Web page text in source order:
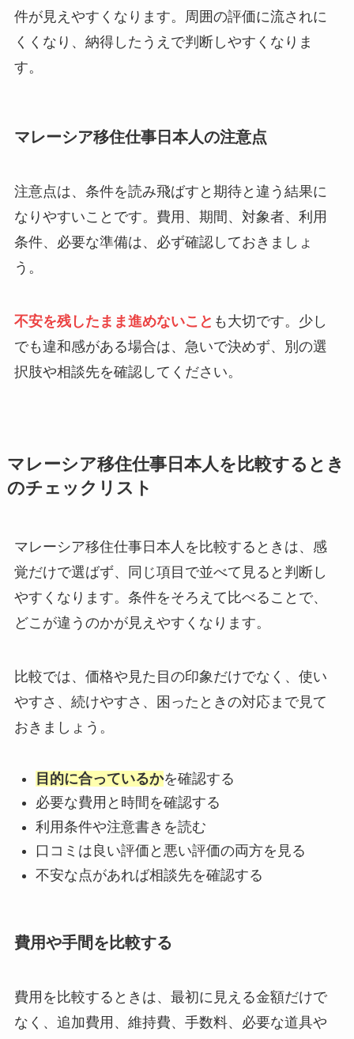
件が見えやすくなります。周囲の評価に流されに
くくなり、納得したうえで判断しやすくなりま
す。
マレーシア移住仕事日本人の注意点
注意点は、条件を読み飛ばすと期待と違う結果に
なりやすいことです。費用、期間、対象者、利用
条件、必要な準備は、必ず確認しておきましょ
う。
不安を残したまま進めないこと も大切です。少し
でも違和感がある場合は、急いで決めず、別の選
択肢や相談先を確認してください。
マレーシア移住仕事日本人を比較するとき
のチェックリスト
マレーシア移住仕事日本人を比較するときは、感
覚だけで選ばず、同じ項目で並べて見ると判断し
やすくなります。条件をそろえて比べることで、
どこが違うのかが見えやすくなります。
比較では、価格や見た目の印象だけでなく、使い
やすさ、続けやすさ、困ったときの対応まで見て
おきましょう。
目的に合っているかを確認する
必要な費用と時間を確認する
利用条件や注意書きを読む
口コミは良い評価と悪い評価の両方を見る
不安な点があれば相談先を確認する
費用や手間を比較する
費用を比較するときは、最初に見える金額だけで
なく、追加費用、維持費、手数料、必要な道具や